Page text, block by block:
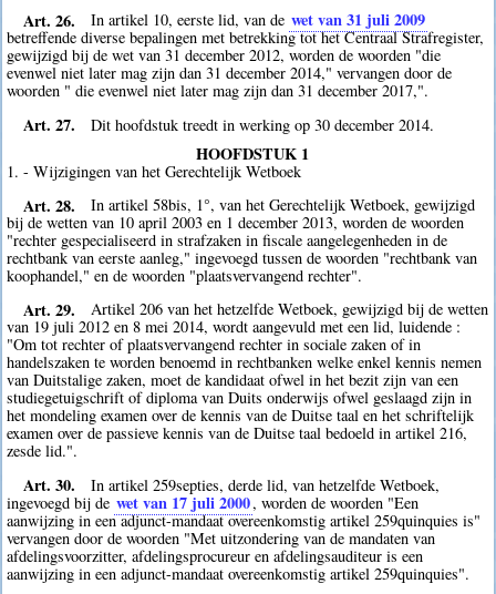
Art. 26. In artikel 10, eerste lid, van de wet van 31 juli 2009
betreffende diverse bepalingen met betrekking tot het Centraal Strafregister,
gewijzigd bij de wet van 31 december 2012, worden de woorden "die
evenwel niet later mag zijn dan 31 december 2014," vervangen door de
woorden " die evenwel niet later mag zijn dan 31 december 2017,".
Art. 27. Dit hoofdstuk treedt in werking op 30 december 2014.
HOOFDSTUK 1
1. - Wijzigingen van het Gerechtelijk Wetboek
Art. 28.
In artikel 58bis, 1°, van het Gerechtelijk Wetboek, gewijzigd
bij de wetten van 10 april 2003 en 1 december 2013, worden de woorden
"rechter gespecialiseerd in strafzaken in fiscale aangelegenheden in de
rechtbank van eerste aanleg," ingevoegd tussen de woorden "rechtbank van
koophandel," en de woorden "plaatsvervangend rechter".
Art. 29.
Artikel 206 van het hetzelfde Wetboek, gewijzigd bij de wetten
van 19 juli 2012 en 8 mei 2014, wordt aangevuld met een lid, luidende :
"Om tot rechter of plaatsvervangend rechter in sociale zaken of in
handelszaken te worden benoemd in rechtbanken welke enkel kennis nemen
van Duitstalige zaken, moet de kandidaat ofwel in het bezit zijn van een
studiegetuigschrift of diploma van Duits onderwijs ofwel geslaagd zijn in
het mondeling examen over de kennis van de Duitse taal en het schriftelijk
examen over de passieve kennis van de Duitse taal bedoeld in artikel 216,
zesde lid.".
Art. 30.
In artikel 259septies, derde lid, van hetzelfde Wetboek,
ingevoegd bij de wet van 17 juli 2000, worden de woorden "Een
aanwijzing in een adjunct-mandaat overeenkomstig artikel 259quinquies is"
vervangen door de woorden "Met uitzondering van de mandaten van
afdelingsvoorzitter, afdelingsprocureur en afdelingsauditeur is een
aanwijzing in een adjunct-mandaat overeenkomstig artikel 259quinquies".